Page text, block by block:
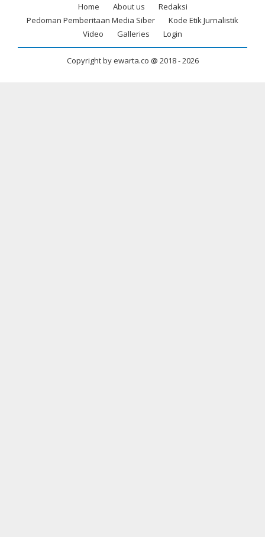
Footer
Home About us
Redaksi
Pedoman Pemberitaan Media Siber
Kode Etik Jurnalistik
Video
Galleries Login
Copyright by ewarta.co @ 2018 -2026